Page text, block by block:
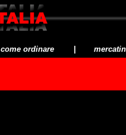
come ordinare